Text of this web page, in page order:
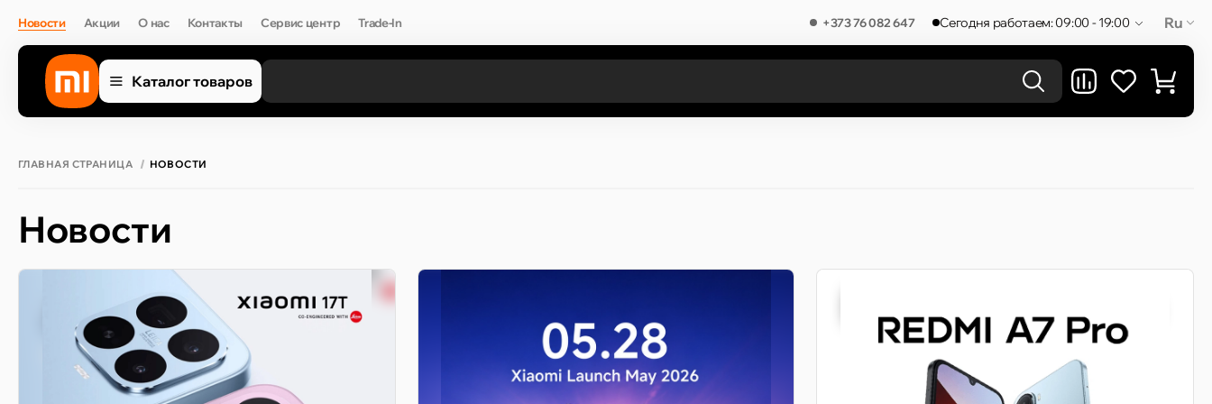
Новости Акции О нас Контакты Сервис центр Trade-In +373 76 082 647 Сегодня работаем: 09:00 - 19:00 Ru
Каталог товаров
ГЛАВНАЯ СТРАНИЦА НОВОСТИ
Новости